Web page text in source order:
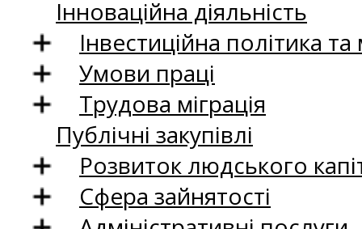
Інноваційна діяльність
Інвестиційна політика
Умови праці
Трудова міграція
Публічні закупівлі
Розвиток людського
Сфера зайнятості